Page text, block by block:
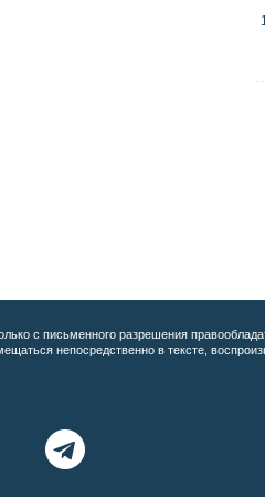
с письменного разрешения
непосредственно в тексте,